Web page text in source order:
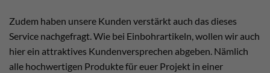
Zudem haben unsere Kunden verstärkt auch das dieses
Service nachgefragt. Wie bei Einbohrartikeln, wollen wir auch
hier ein attraktives Kundenversprechen abgeben. Nämlich
alle hochwertigen Produkte für euer Projekt in einer